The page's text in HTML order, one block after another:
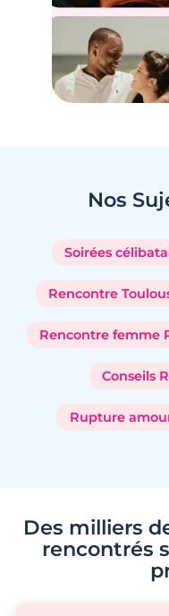
4 minutes
Nos
Soirées
Rencontre
Rencontre femme
Conseils
Rupture
Des milliers
rencontrés